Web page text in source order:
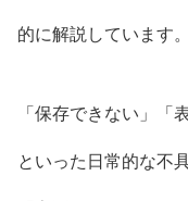
的に解説しています。
「保存できない」「
といった日常的な不